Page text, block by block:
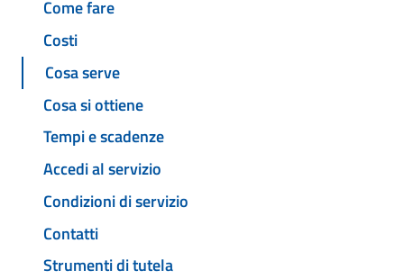
Come fare
Costi
Cosa serve
Cosa si ottiene
Tempi e scadenze
Accedi al servizio
Condizioni di servizio
Contatti
Strumenti di tutela